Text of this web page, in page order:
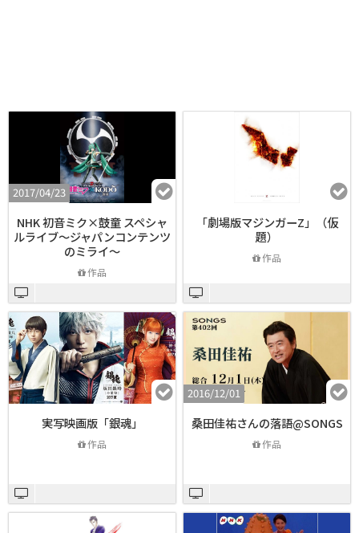
2017/04/23
NHK 初音ミク×鼓童 スペシャ
ルライブ～ジャパンコンテンツ
のミライ～
作品
「劇場版マジンガーZ」（仮
題）
作品
実写映画版「銀魂」
作品
2016/12/01
桑田佳祐さんの落語@SONGS
作品